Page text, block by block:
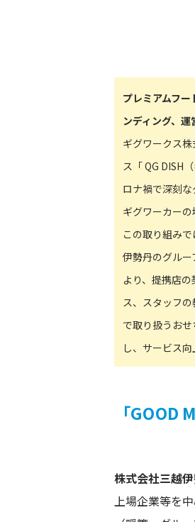
プレミアムフ
ンディング、運
ギグワークス
ス「 QG DISH
ロナ禍で深刻
ギグワーカーの
この取り組み
伊勢丹のグル
より、提携店
ス、スタッフ
で取り扱うお
し、サービス向
「GOOD
株式会社三越
上場企業等を